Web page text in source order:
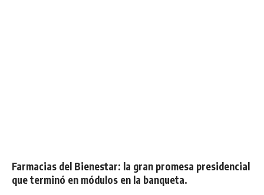
Farmacias del Bienestar: la gran promesa presidencial
que terminó en módulos en la banqueta.